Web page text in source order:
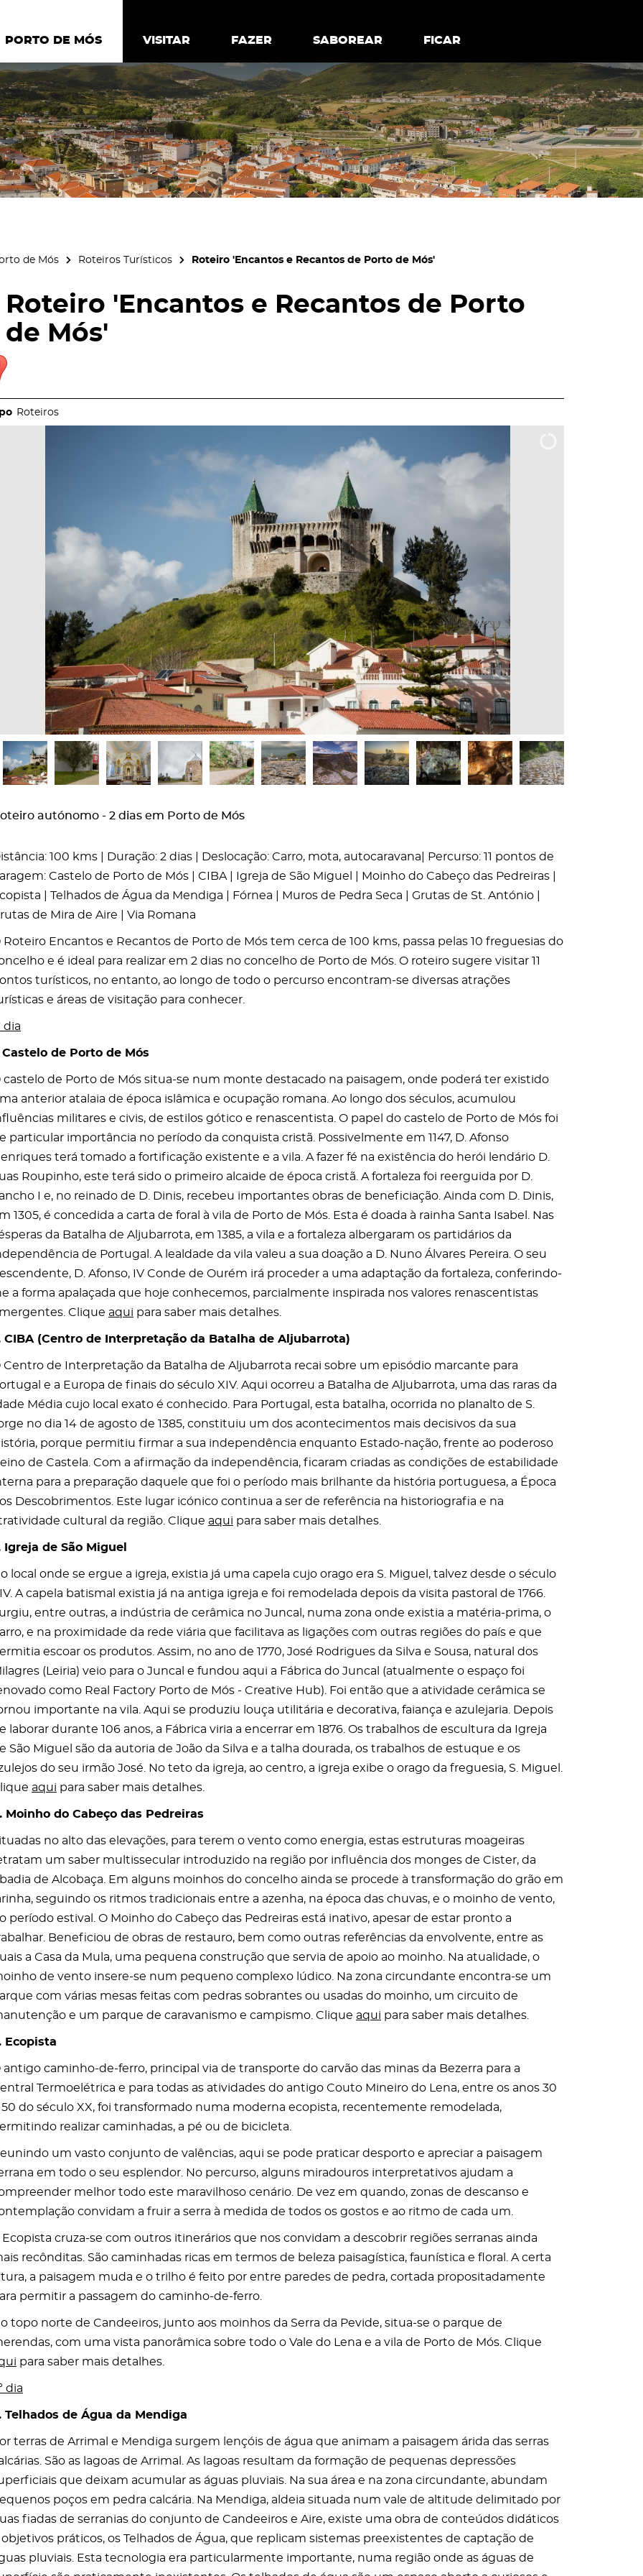
PORTO DE MÓS
VISITAR FAZER SABOREAR FICAR
PORTO DE MÓS VISITAR FAZER SABOREAR FICAR
de Mós Roteiros Turísticos Roteiro 'Encantos e Recantos de Porto de Mós'
Roteiro 'Encantos e Recantos de Porto
de Mós'
Roteiros
autónomo - 2 dias em Porto de Mós
100 kms | Duração: 2 dias | Deslocação: Carro, mota, autocaravana| Percurso: 11 pontos de
Castelo de Porto de Mós | CIBA | Igreja de São Miguel | Moinho do Cabeço das Pedreiras |
| Telhados de Água da Mendiga | Fórnea | Muros de Pedra Seca | Grutas de St. António |
de Mira de Aire | Via Romana
Roteiro Encantos e Recantos de Porto de Mós tem cerca de 100 kms, passa pelas 10 freguesias do
e é ideal para realizar em 2 dias no concelho de Porto de Mós. O roteiro sugere visitar 11
turísticos, no entanto, ao longo de todo o percurso encontram-se diversas atrações
e áreas de visitação para conhecer.
dia
Castelo de Porto de Mós
castelo de Porto de Mós situa-se num monte destacado na paisagem, onde poderá ter existido
anterior atalaia de época islâmica e ocupação romana. Ao longo dos séculos, acumulou
militares e civis, de estilos gótico e renascentista. O papel do castelo de Porto de Mós foi
particular importância no período da conquista cristã. Possivelmente em 1147, D. Afonso
terá tomado a fortificação existente e a vila. A fazer fé na existência do herói lendário D.
Roupinho, este terá sido o primeiro alcaide de época cristã. A fortaleza foi reerguida por D.
I e, no reinado de D. Dinis, recebeu importantes obras de beneficiação. Ainda com D. Dinis,
1305, é concedida a carta de foral à vila de Porto de Mós. Esta é doada à rainha Santa Isabel. Nas
da Batalha de Aljubarrota, em 1385, a vila e a fortaleza albergaram os partidários da
de Portugal. A lealdade da vila valeu a sua doação a D. Nuno Álvares Pereira. O seu
D. Afonso, IV Conde de Ourém irá proceder a uma adaptação da fortaleza, conferindo-
a forma apalaçada que hoje conhecemos, parcialmente inspirada nos valores renascentistas
Clique aqui para saber mais detalhes.
CIBA (Centro de Interpretação da Batalha de Aljubarrota)
Centro de Interpretação da Batalha de Aljubarrota recai sobre um episódio marcante para
e a Europa de finais do século XIV. Aqui ocorreu a Batalha de Aljubarrota, uma das raras da
Média cujo local exato é conhecido. Para Portugal, esta batalha, ocorrida no planalto de S.
no dia 14 de agosto de 1385, constituiu um dos acontecimentos mais decisivos da sua
porque permitiu firmar a sua independência enquanto Estado-nação, frente ao poderoso
de Castela. Com a afirmação da independência, ficaram criadas as condições de estabilidade
para a preparação daquele que foi o período mais brilhante da história portuguesa, a Época
Descobrimentos. Este lugar icónico continua a ser de referência na historiografia e na
cultural da região. Clique aqui para saber mais detalhes.
Igreja de São Miguel
local onde se ergue a igreja, existia já uma capela cujo orago era S. Miguel, talvez desde o século
A capela batismal existia já na antiga igreja e foi remodelada depois da visita pastoral de 1766.
entre outras, a indústria de cerâmica no Juncal, numa zona onde existia a matéria-prima, o
e na proximidade da rede viária que facilitava as ligações com outras regiões do país e que
escoar os produtos. Assim, no ano de 1770, José Rodrigues da Silva e Sousa, natural dos
(Leiria) veio para o Juncal e fundou aqui a Fábrica do Juncal (atualmente o espaço foi
como Real Factory Porto de Mós - Creative Hub). Foi então que a atividade cerâmica se
importante na vila. Aqui se produziu louça utilitária e decorativa, faiança e azulejaria. Depois
laborar durante 106 anos, a Fábrica viria a encerrar em 1876. Os trabalhos de escultura da Igreja
São Miguel são da autoria de João da Silva e a talha dourada, os trabalhos de estuque e os
do seu irmão José. No teto da igreja, ao centro, a igreja exibe o orago da freguesia, S. Miguel.
aqui para saber mais detalhes.
Moinho do Cabeço das Pedreiras
no alto das elevações, para terem o vento como energia, estas estruturas moageiras
um saber multissecular introduzido na região por influência dos monges de Cister, da
de Alcobaça. Em alguns moinhos do concelho ainda se procede à transformação do grão em
seguindo os ritmos tradicionais entre a azenha, na época das chuvas, e o moinho de vento,
período estival. O Moinho do Cabeço das Pedreiras está inativo, apesar de estar pronto a
Beneficiou de obras de restauro, bem como outras referências da envolvente, entre as
a Casa da Mula, uma pequena construção que servia de apoio ao moinho. Na atualidade, o
de vento insere-se num pequeno complexo lúdico. Na zona circundante encontra-se um
com várias mesas feitas com pedras sobrantes ou usadas do moinho, um circuito de
e um parque de caravanismo e campismo. Clique aqui para saber mais detalhes.
Ecopista
antigo caminho-de-ferro, principal via de transporte do carvão das minas da Bezerra para a
Termoelétrica e para todas as atividades do antigo Couto Mineiro do Lena, entre os anos 30
50 do século XX, foi transformado numa moderna ecopista, recentemente remodelada,
realizar caminhadas, a pé ou de bicicleta.
um vasto conjunto de valências, aqui se pode praticar desporto e apreciar a paisagem
em todo o seu esplendor. No percurso, alguns miradouros interpretativos ajudam a
melhor todo este maravilhoso cenário. De vez em quando, zonas de descanso e
convidam a fruir a serra à medida de todos os gostos e ao ritmo de cada um.
Ecopista cruza-se com outros itinerários que nos convidam a descobrir regiões serranas ainda
recônditas. São caminhadas ricas em termos de beleza paisagística, faunística e floral. A certa
a paisagem muda e o trilho é feito por entre paredes de pedra, cortada propositadamente
permitir a passagem do caminho-de-ferro.
topo norte de Candeeiros, junto aos moinhos da Serra da Pevide, situa-se o parque de
com uma vista panorâmica sobre todo o Vale do Lena e a vila de Porto de Mós. Clique
para saber mais detalhes.
dia
Telhados de Água da Mendiga
terras de Arrimal e Mendiga surgem lençóis de água que animam a paisagem árida das serras
São as lagoas de Arrimal. As lagoas resultam da formação de pequenas depressões
que deixam acumular as águas pluviais. Na sua área e na zona circundante, abundam
poços em pedra calcária. Na Mendiga, aldeia situada num vale de altitude delimitado por
fiadas de serranias do conjunto de Candeeiros e Aire, existe uma obra de conteúdos didáticos
objetivos práticos, os Telhados de Água, que replicam sistemas preexistentes de captação de
pluviais. Esta tecnologia era particularmente importante, numa região onde as águas de